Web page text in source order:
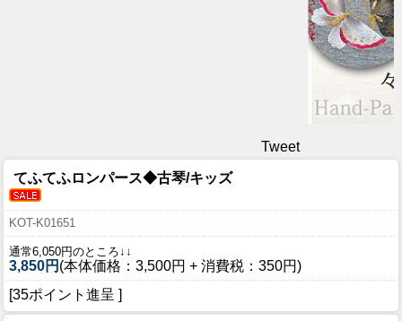
Tweet
てふてふロンパース◆古琴/キッズ
KOT-K01651
通常6,050円のところ↓↓
3,850円 (本体価格：3,500円 + 消費税：350円)
[35ポイント進呈 ]